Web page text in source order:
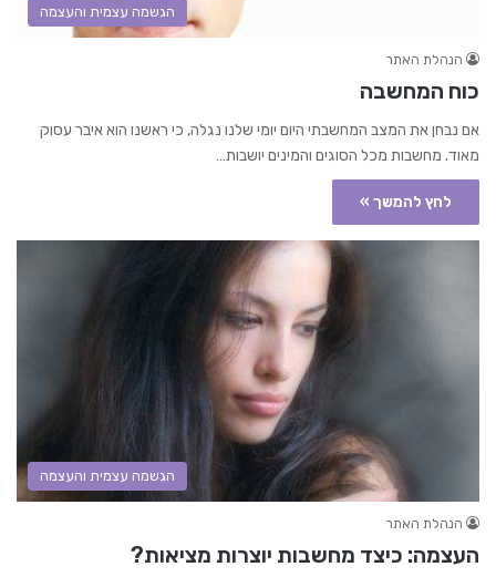
הגשמה עצמית והעצמה
הנהלת האתר
כוח המחשבה
אם נבחן את המצב המחשבתי היום יומי שלנו נגלה, כי ראשנו הוא איבר עסוק
מאוד. מחשבות מכל הסוגים והמינים יושבות…
לחץ להמשך »
הגשמה עצמית והעצמה
הנהלת האתר
העצמה: כיצד מחשבות יוצרות מציאות?